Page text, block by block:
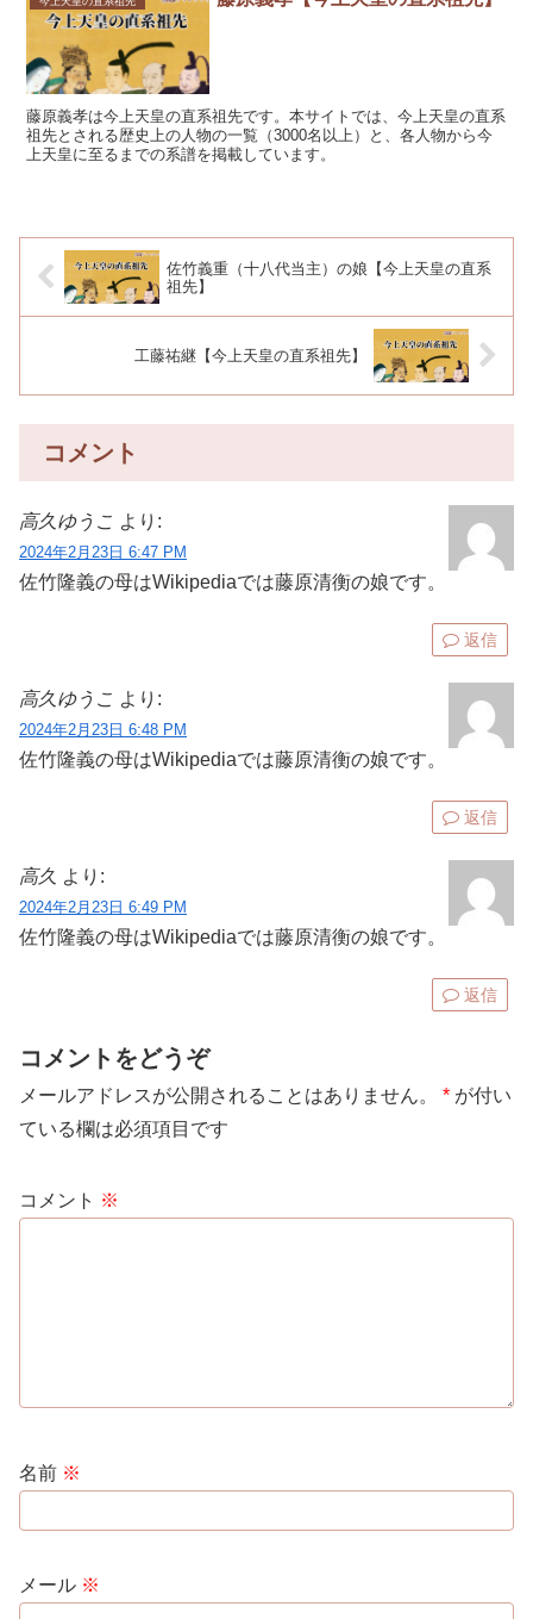
藤原義孝は今上天皇の直系祖先です。本サイトでは、今上天皇の直系
祖先とされる歴史上の人物の一覧（3000名以上）と、各人物から今
上天皇に至るまでの系譜を掲載しています。
佐竹義重（十八代当主）の娘【今上天皇の直系
祖先】
工藤祐継【今上天皇の直系祖先】
コメント
高久ゆうこ より:
2024年2月23日 6:47 PM
佐竹隆義の母はWikipediaでは藤原清衡の娘です。
返信
高久ゆうこ より:
2024年2月23日 6:48 PM
佐竹隆義の母はWikipediaでは藤原清衡の娘です。
返信
高久 より:
2024年2月23日 6:49 PM
佐竹隆義の母はWikipediaでは藤原清衡の娘です。
返信
コメントをどうぞ
メールアドレスが公開されることはありません。 * が付い
ている欄は必須項目です
コメント ※
名前 ※
メール ※